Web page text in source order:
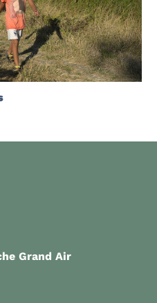
Grand Air